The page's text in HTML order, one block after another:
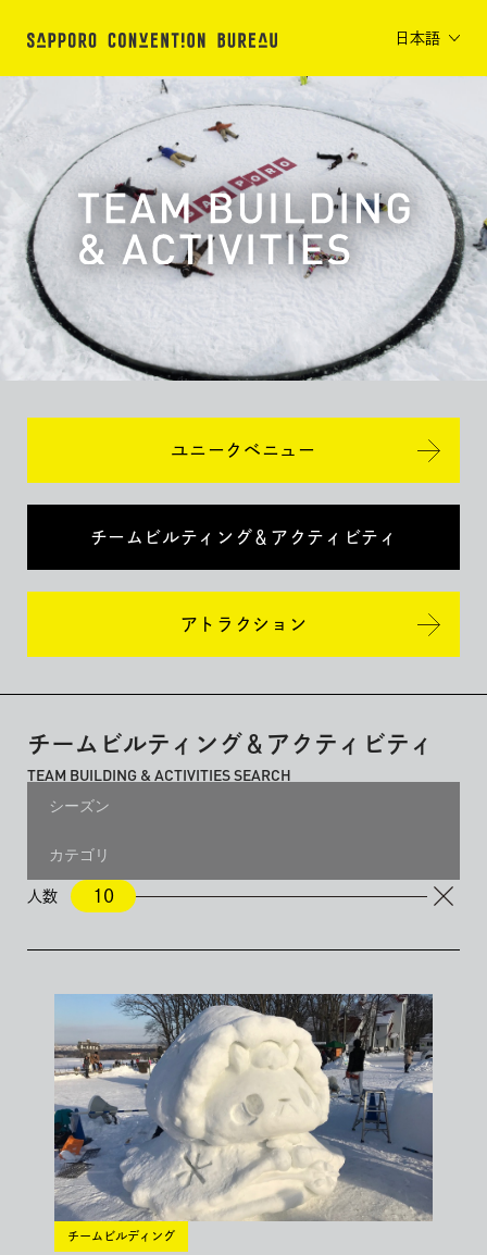
日本語
ユニークベニュー
チームビルティング＆ アクティビティ
アトラクション
チームビルティング＆ アクティビティ
TEAM BUILDING & ACTIVITIES SEARCH
シーズン
All通年
グリーンシーズン
スノーシーズン
カテゴリ
All
チームビルディング
アクティビティ
人数 10
チームビルディング